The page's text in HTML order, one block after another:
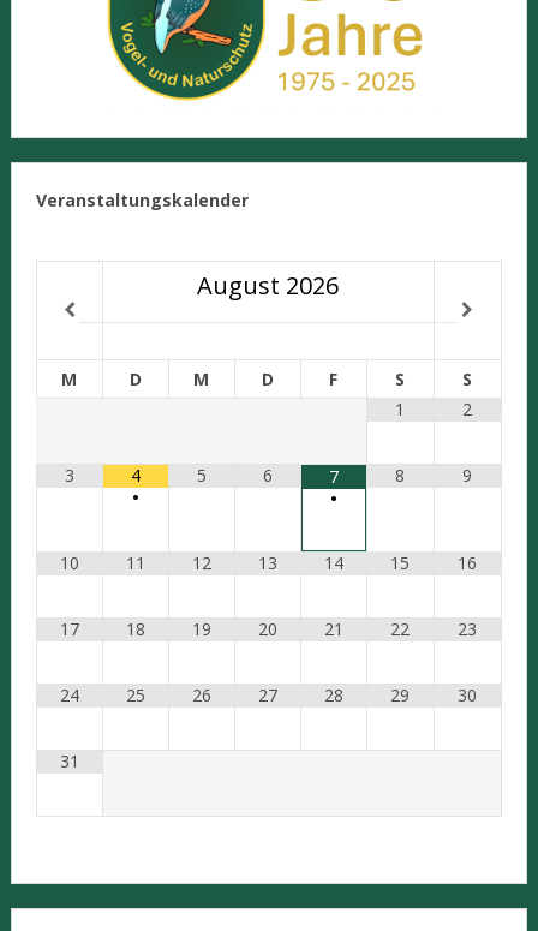
Veranstaltungskalender
August 2026
M D M D F S
S
1
2
3
4
•
5 6
7
•
8 9
10 11 12 13 14 15 16
17 18 19 20 21 22 23
24 25 26 27 28 29 30
31